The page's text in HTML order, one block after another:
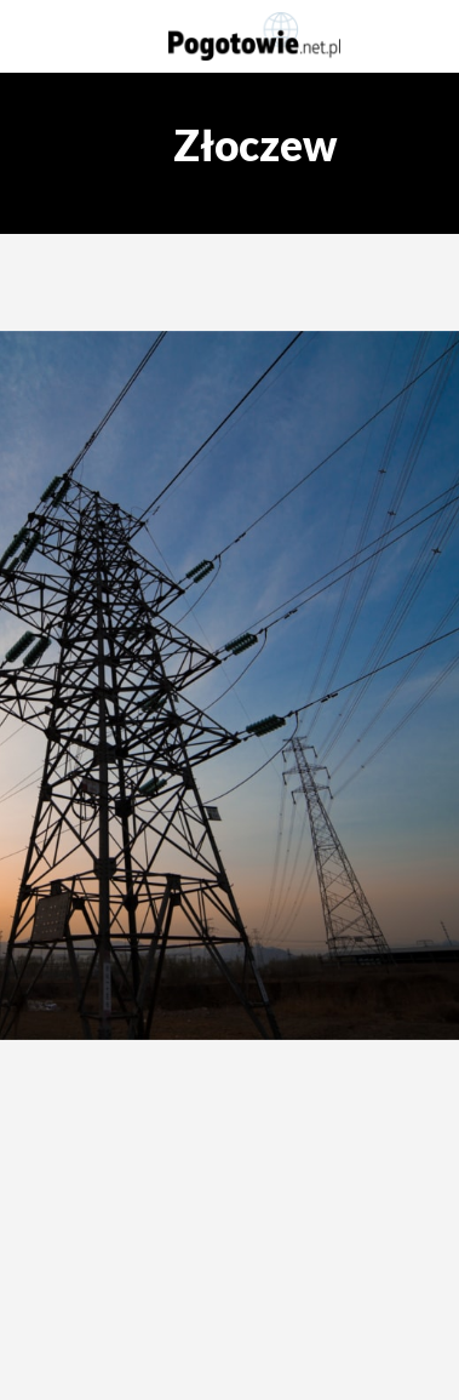
Złoczew